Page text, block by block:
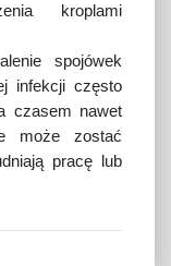
kroplami
spojówek
infekcji często
czasem nawet
może zostać
pracę lub